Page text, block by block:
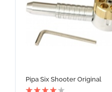
Pipa Six Shooter Original